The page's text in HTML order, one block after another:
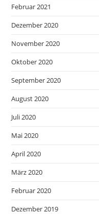
Februar 2021
Dezember 2020
November 2020
Oktober 2020
September 2020
August 2020
Juli 2020
Mai 2020
April 2020
März 2020
Februar 2020
Dezember 2019